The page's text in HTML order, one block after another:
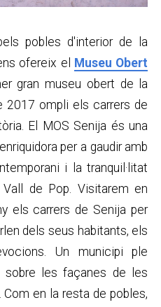
pobles d'interior de la
ofereix el
Museu Obert
gran museu obert de la
2017 ompli els carrers de
El MOS Senija és una
per a gaudir amb
i la tranquil·litat
de Pop. Visitarem en
els carrers de Senija per
dels seus habitants, els
Un municipi ple
sobre les façanes de les
en la resta de pobles,